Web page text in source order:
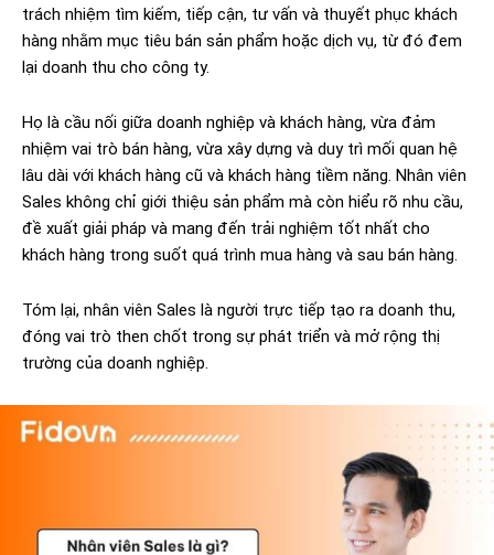
trách nhiệm tìm kiếm, tiếp cận, tư vấn và thuyết phục khách
hàng nhằm mục tiêu bán sản phẩm hoặc dịch vụ, từ đó đem
lại doanh thu cho công ty.
Họ là cầu nối giữa doanh nghiệp và khách hàng, vừa đảm
nhiệm vai trò bán hàng, vừa xây dựng và duy trì mối quan hệ
lâu dài với khách hàng cũ và khách hàng tiềm năng. Nhân viên
Sales không chỉ giới thiệu sản phẩm mà còn hiểu rõ nhu cầu,
đề xuất giải pháp và mang đến trải nghiệm tốt nhất cho
khách hàng trong suốt quá trình mua hàng và sau bán hàng.
Tóm lại, nhân viên Sales là người trực tiếp tạo ra doanh thu,
đóng vai trò then chốt trong sự phát triển và mở rộng thị
trường của doanh nghiệp.